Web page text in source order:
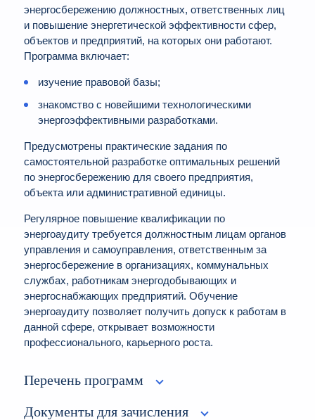
энергосбережению должностных, ответственных лиц
и повышение энергетической эффективности сфер,
объектов и предприятий, на которых они работают.
Программа включает:
изучение правовой базы;
знакомство с новейшими технологическими
энергоэффективными разработками.
Предусмотрены практические задания по
самостоятельной разработке оптимальных решений
по энергосбережению для своего предприятия,
объекта или административной единицы.
Регулярное повышение квалификации по
энергоаудиту требуется должностным лицам органов
управления и самоуправления, ответственным за
энергосбережение в организациях, коммунальных
службах, работникам энергодобывающих и
энергоснабжающих предприятий. Обучение
энергоаудиту позволяет получить допуск к работам в
данной сфере, открывает возможности
профессионального, карьерного роста.
Перечень программ
Документы для зачисления